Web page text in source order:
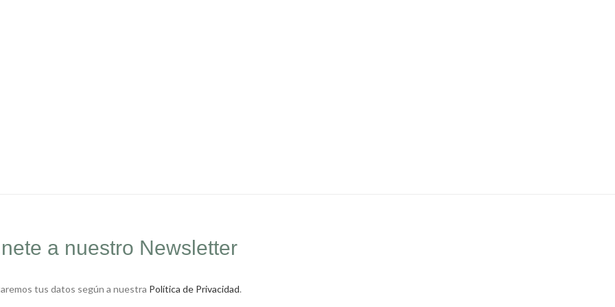
a nuestro Newsletter
tus datos según a nuestra Política de Privacidad.